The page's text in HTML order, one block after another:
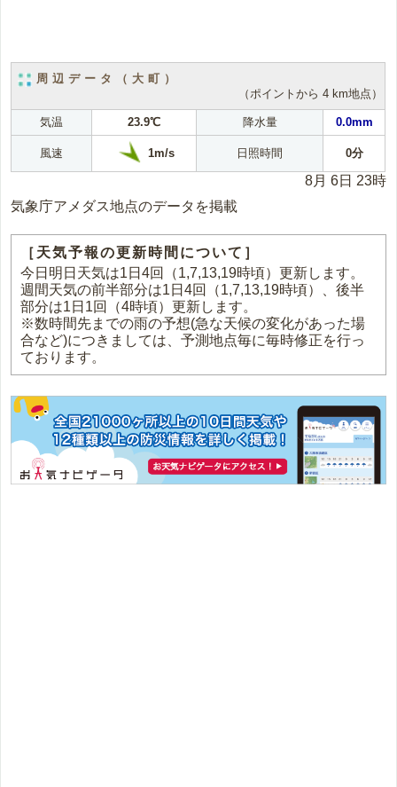
周辺データ（大町）
（ポイントから 4 km地点）
気温 23.9℃ 降水量 0.0mm
風速 1m/s 日照時間 0分
8月 6日 23時
気象庁アメダス地点のデータを掲載
［天気予報の更新時間について］
今日明日天気は1日4回（1,7,13,19時頃）更新します。
週間天気の前半部分は1日4回（1,7,13,19時頃）、後半
部分は1日1回（4時頃）更新します。
※数時間先までの雨の予想(急な天候の変化があった場
合など)につきましては、予測地点毎に毎時修正を行っ
ております。